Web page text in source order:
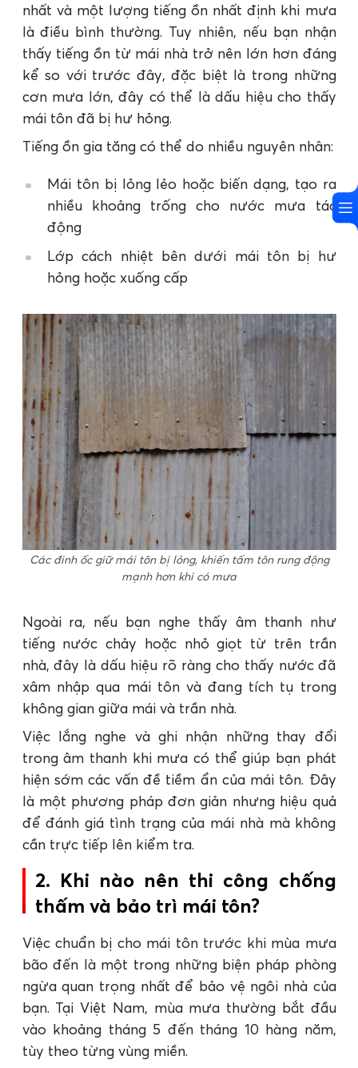
nhất và một lượng tiếng ồn nhất định khi mưa
là điều bình thường. Tuy nhiên, nếu bạn nhận
thấy tiếng ồn từ mái nhà trở nên lớn hơn đáng
kể so với trước đây, đặc biệt là trong những
cơn mưa lớn, đây có thể là dấu hiệu cho thấy
mái tôn đã bị hư hỏng.
Tiếng ồn gia tăng có thể do nhiều nguyên nhân:
Mái tôn bị lỏng lẻo hoặc biến dạng, tạo ra
nhiều khoảng trống cho nước mưa tác
động
Lớp cách nhiệt bên dưới mái tôn bị hư
hỏng hoặc xuống cấp
Các đinh ốc giữ mái tôn bị lỏng, khiến tấm tôn rung động
mạnh hơn khi có mưa
Ngoài ra, nếu bạn nghe thấy âm thanh như
tiếng nước chảy hoặc nhỏ giọt từ trên trần
nhà, đây là dấu hiệu rõ ràng cho thấy nước đã
xâm nhập qua mái tôn và đang tích tụ trong
không gian giữa mái và trần nhà.
Việc lắng nghe và ghi nhận những thay đổi
trong âm thanh khi mưa có thể giúp bạn phát
hiện sớm các vấn đề tiềm ẩn của mái tôn. Đây
là một phương pháp đơn giản nhưng hiệu quả
để đánh giá tình trạng của mái nhà mà không
cần trực tiếp lên kiểm tra.
2. Khi nào nên thi công chống
thấm và bảo trì mái tôn?
Việc chuẩn bị cho mái tôn trước khi mùa mưa
bão đến là một trong những biện pháp phòng
ngừa quan trọng nhất để bảo vệ ngôi nhà của
bạn. Tại Việt Nam, mùa mưa thường bắt đầu
vào khoảng tháng 5 đến tháng 10 hàng năm,
tùy theo từng vùng miền.